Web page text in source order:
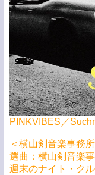
PINKVIBES／
＜横山剣音楽事務
選曲：横山剣音楽
週末のナイト・ク